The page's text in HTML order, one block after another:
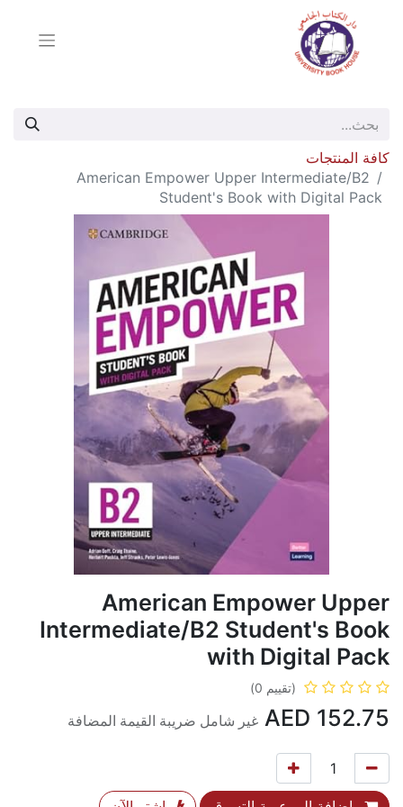
كافة المنتجات
American Empower Upper Intermediate/B2
Student's Book with Digital Pack
American Empower Upper
Intermediate/B2 Student's Book
with Digital Pack
(تقييم 0)
152.75 غير شامل ضريبة القيمة المضافة